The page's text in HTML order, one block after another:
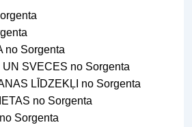
no Sorgenta
UN SVECES no Sorgenta
LĪDZEKĻI no Sorgenta
no Sorgenta
Sorgenta